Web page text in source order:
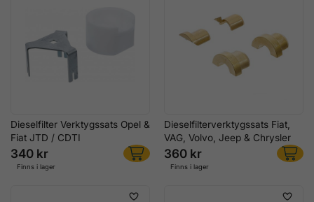
Dieselfilter Verktygssats Opel &
Fiat JTD / CDTI
340 kr
Finns i lager
Dieselfilterverktygssats Fiat,
VAG, Volvo, Jeep & Chrysler
360 kr
Finns i lager